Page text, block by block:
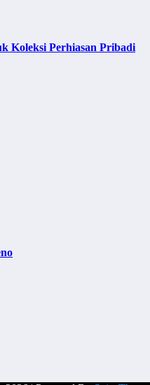
Koleksi Perhiasan Pribadi